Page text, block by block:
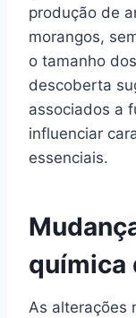
produção de
morangos,
o tamanho
descoberta
associados a
influenciar
essenciais.
química
As alterações